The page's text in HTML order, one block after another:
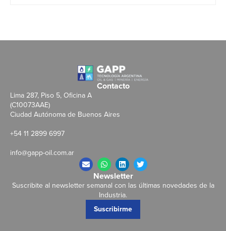
Contacto
Lima 287, Piso 5, Oficina A
(C10073AAE)
Ciudad Autónoma de Buenos Aires
+54 11 2899 6997
info@gapp-oil.com.ar
Newsletter
Suscribite al newsletter semanal con las últimas novedades de la
Industria.
Suscribirme